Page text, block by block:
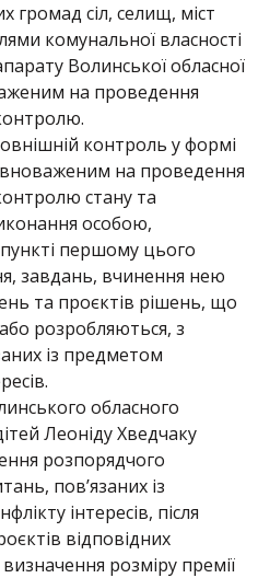
громад сіл, селищ, міст
комунальної власності
Волинської обласної
на проведення
контроль у формі
на проведення
стану та
особою,
першому цього
завдань, вчинення нею
та проєктів рішень, що
розробляються, з
із предметом
обласного
Леоніду Хведчаку
розпорядчого
пов’язаних із
інтересів, після
відповідних
розміру премії